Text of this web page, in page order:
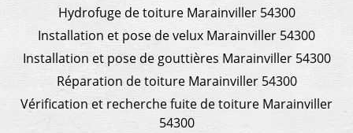
Hydrofuge de toiture Marainviller 54300
Installation et pose de velux Marainviller 54300
Installation et pose de gouttières Marainviller 54300
Réparation de toiture Marainviller 54300
Vérification et recherche fuite de toiture Marainviller
54300